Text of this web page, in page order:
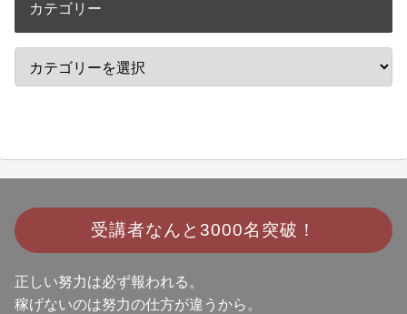
カテゴリー
受講者なんと 3000名突破！
正しい努力は必ず報われる。
稼げないのは努力の仕方が違うから。